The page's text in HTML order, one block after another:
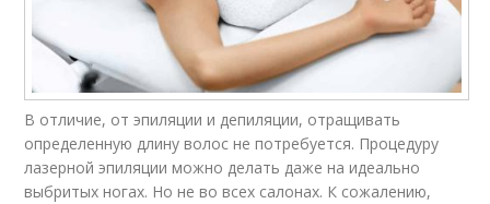
В отличие, от эпиляции и депиляции, отращивать
определенную длину волос не потребуется. Процедуру
лазерной эпиляции можно делать даже на идеально
выбритых ногах. Но не во всех салонах. К сожалению,